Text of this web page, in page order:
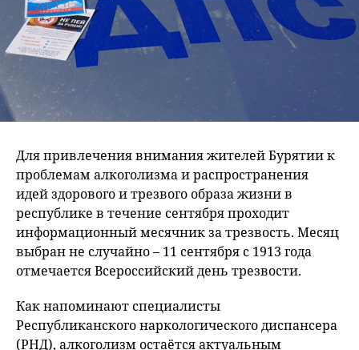
Для привлечения внимания жителей Бурятии к
проблемам алкоголизма и распространения
идей здорового и трезвого образа жизни в
республике в течение сентября проходит
информационный месячник за трезвость. Месяц
выбран не случайно – 11 сентября с 1913 года
отмечается Всероссийский день трезвости.
Как напоминают специалисты
Республиканского наркологического диспансера
(РНД), алкоголизм остаётся актуальным